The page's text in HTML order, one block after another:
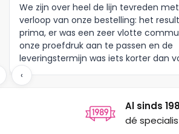
op
de
productpagina
We zijn over heel de lijn tevreden
verloop van onze bestelling: het
prima, er was een zeer vlotte
onze proefdruk aan te passen en de
leveringstermijn was iets korter dan
Meer moet dat niet zijn.
‹
Al sinds
dé